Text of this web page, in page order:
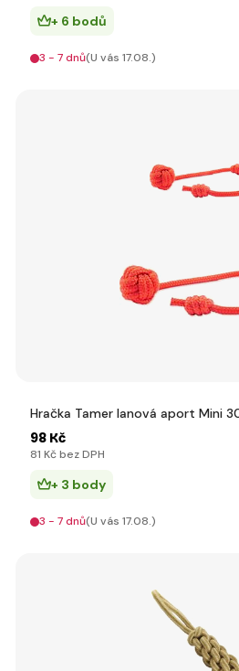
+ 6 bodů
3 - 7 dnů(U vás 17.08.)
Hračka Tamer lanová aport Mini
98 Kč
81 Kč bez DPH
+ 3 body
3 - 7 dnů(U vás 17.08.)